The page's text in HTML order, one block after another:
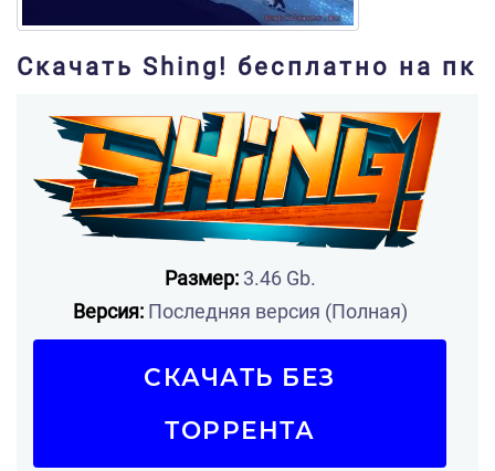
Скачать Shing! бесплатно на пк
Размер:3.46 Gb.
Версия:Последняя версия (Полная)
СКАЧАТЬ БЕЗ
ТОРРЕНТА